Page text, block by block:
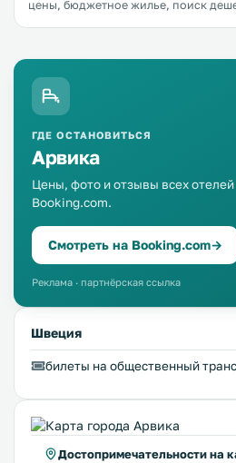
цены, бюджетное жилье, поиск
Эресуннский мост, соединяющий
Всего 15 минут на автомобиле и вы
по набережной, веселитесь в
Скандинавии парков развлечений
оригинальные блюда из селедки в
ГДЕ ОСТАНОВИТЬСЯ
Арвика
Цены, фото и отзывы всех отелей
Booking.com.
Смотреть на Booking.com→
Реклама · партнёрская ссылка
Швеция
билеты на общественный
Достопримечательности на